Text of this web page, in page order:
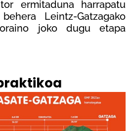
ermitaduna harrapatu
Leintz-Gatzagako
joko dugu etapa